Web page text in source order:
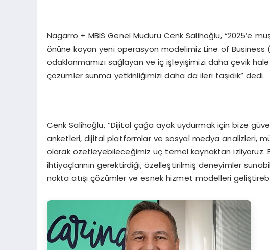
Nagarro + MBIS Genel Müdürü Cenk Salihoğlu, “2025’e
önüne koyan yeni operasyon modelimiz Line of Business
odaklanmamızı sağlayan ve iç işleyişimizi daha çevik
çözümler sunma yetkinliğimizi daha da ileri taşıdık” dedi.
Cenk Salihoğlu, “Dijital çağa ayak uydurmak için bize
anketleri, dijital platformlar ve sosyal medya analizleri,
olarak özetleyebileceğimiz üç temel kaynaktan
ihtiyaçlarının gerektirdiği, özelleştirilmiş deneyimler
nokta atışı çözümler ve esnek hizmet modelleri